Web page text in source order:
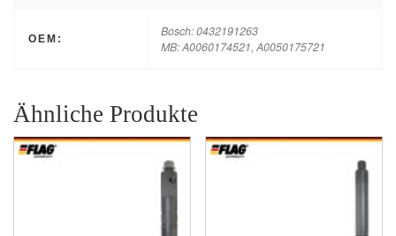
OEM:
Bosch: 0432191263
MB: A0060174521, A0050175721
Ähnliche Produkte